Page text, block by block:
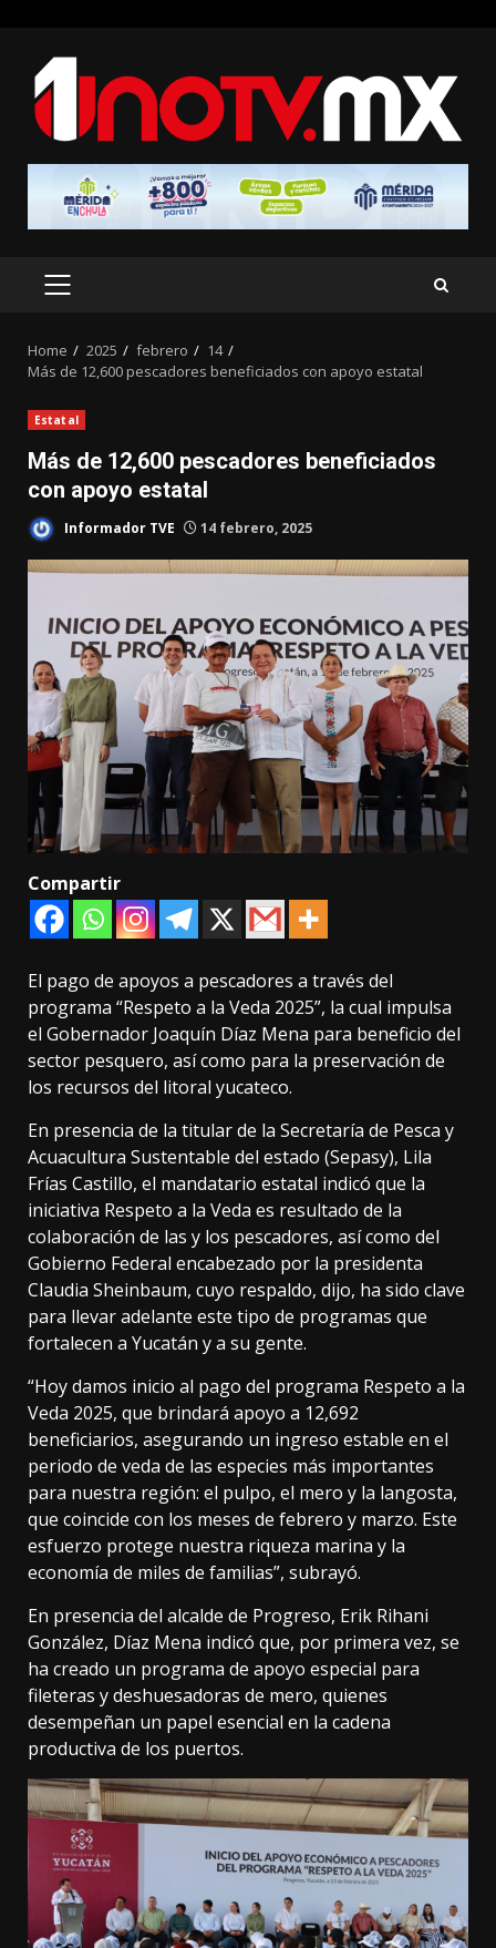
content
PRIMARY
Home 2025 febrero
14
Más de 12,600 pescadores beneficiados con apoyo estatal
Estatal
Más de 12,600 pescadores beneficiados
con apoyo estatal
Informador TVE 14 febrero, 2025
Compartir
El pago de apoyos a pescadores a través del
programa “Respeto a la Veda 2025”, la cual impulsa
el Gobernador Joaquín Díaz Mena para beneficio del
sector pesquero, así como para la preservación de
los recursos del litoral yucateco.
En presencia de la titular de la Secretaría de Pesca y
Acuacultura Sustentable del estado (Sepasy), Lila
Frías Castillo, el mandatario estatal indicó que la
iniciativa Respeto a la Veda es resultado de la
colaboración de las y los pescadores, así como del
Gobierno Federal encabezado por la presidenta
Claudia Sheinbaum, cuyo respaldo, dijo, ha sido clave
para llevar adelante este tipo de programas que
fortalecen a Yucatán y a su gente.
“Hoy damos inicio al pago del programa Respeto a la
Veda 2025, que brindará apoyo a 12,692
beneficiarios, asegurando un ingreso estable en el
periodo de veda de las especies más importantes
para nuestra región: el pulpo, el mero y la langosta,
que coincide con los meses de febrero y marzo. Este
esfuerzo protege nuestra riqueza marina y la
economía de miles de familias”, subrayó.
En presencia del alcalde de Progreso, Erik Rihani
González, Díaz Mena indicó que, por primera vez, se
ha creado un programa de apoyo especial para
fileteras y deshuesadoras de mero, quienes
desempeñan un papel esencial en la cadena
productiva de los puertos.